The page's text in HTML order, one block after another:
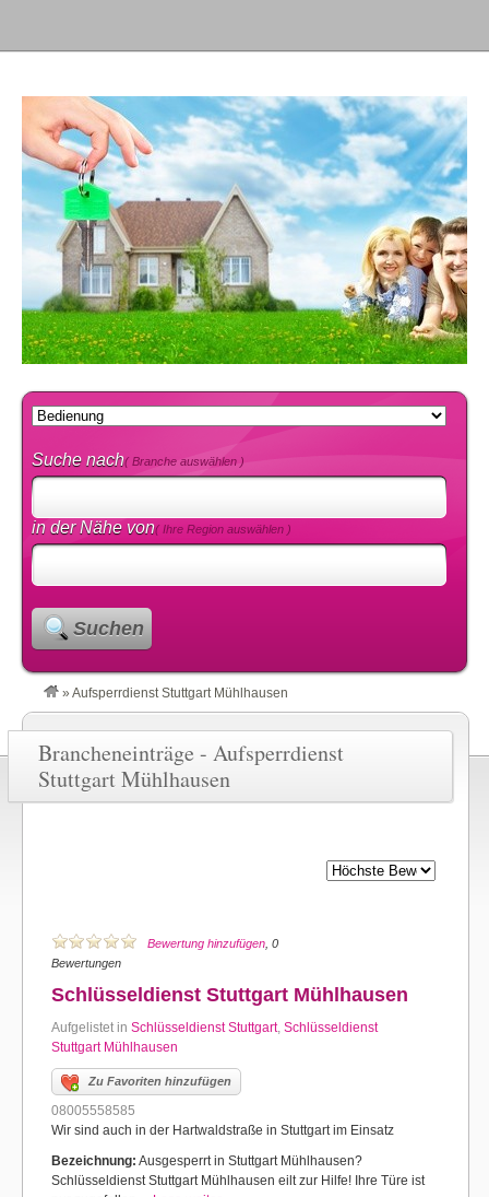
Suche nach( Branche auswählen )
in der Nähe von( Ihre Region auswählen )
Suchen
» Aufsperrdienst Stuttgart Mühlhausen
Brancheneinträge - Aufsperrdienst
Stuttgart Mühlhausen
Bewertung hinzufügen , 0
Bewertungen
Schlüsseldienst Stuttgart Mühlhausen
Aufgelistet in Schlüsseldienst Stuttgart, Schlüsseldienst
Stuttgart Mühlhausen
Zu Favoriten hinzufügen
08005558585
Wir sind auch in der Hartwaldstraße in Stuttgart im Einsatz
Bezeichnung: Ausgesperrt in Stuttgart Mühlhausen?
Schlüsseldienst Stuttgart Mühlhausen eilt zur Hilfe! Ihre Türe ist